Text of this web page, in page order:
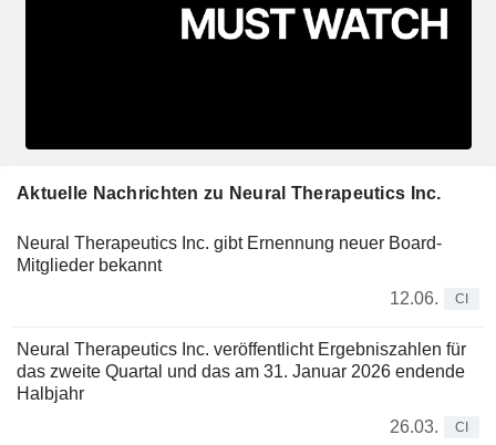
Aktuelle Nachrichten zu Neural Therapeutics Inc.
Neural Therapeutics Inc. gibt Ernennung neuer Board-
Mitglieder bekannt
12.06.
CI
Neural Therapeutics Inc. veröffentlicht Ergebniszahlen für
das zweite Quartal und das am 31. Januar 2026 endende
Halbjahr
26.03.
CI